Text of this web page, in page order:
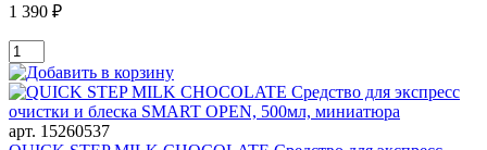
1 390 ₽
арт. 15260537